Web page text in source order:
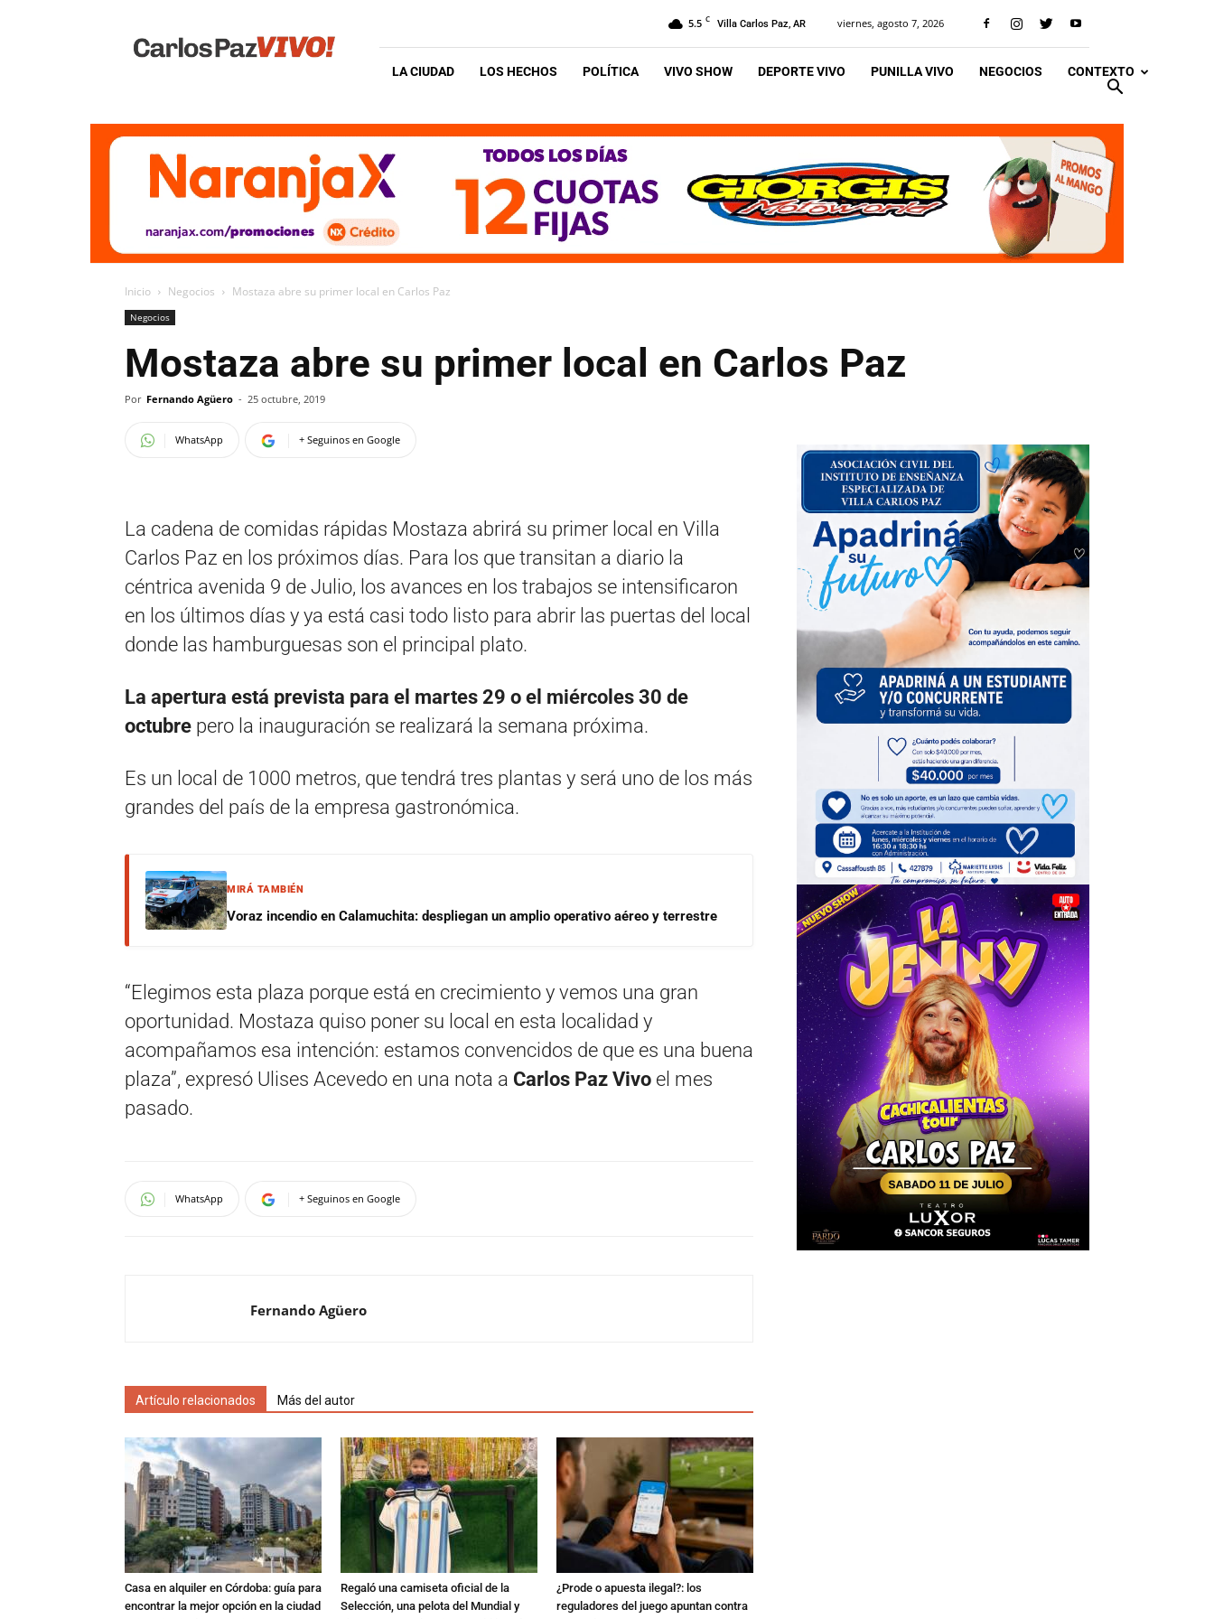
Vivo
5.5 C Villa Carlos Paz, AR viernes, agosto 7, 2026
LA CIUDAD LOS HECHOS POLÍTICA VIVO SHOW DEPORTE VIVO PUNILLA VIVO NEGOCIOS CONTEXTO
Inicio Negocios Mostaza abre su primer local en Carlos Paz
Negocios
Mostaza abre su primer local en Carlos Paz
Por Fernando Agüero - 25 octubre, 2019
WhatsApp + Seguinos en Google
La cadena de comidas rápidas Mostaza abrirá su primer local en Villa
Carlos Paz en los próximos días. Para los que transitan a diario la
céntrica avenida 9 de Julio, los avances en los trabajos se intensificaron
en los últimos días y ya está casi todo listo para abrir las puertas del local
donde las hamburguesas son el principal plato.
La apertura está prevista para el martes 29 o el miércoles 30 de
octubre pero la inauguración se realizará la semana próxima.
Es un local de 1000 metros, que tendrá tres plantas y será uno de los más
grandes del país de la empresa gastronómica.
MIRÁ TAMBIÉN
Voraz incendio en Calamuchita: despliegan un amplio operativo aéreo y terrestre
“Elegimos esta plaza porque está en crecimiento y vemos una gran
oportunidad. Mostaza quiso poner su local en esta localidad y
acompañamos esa intención: estamos convencidos de que es una buena
plaza”, expresó Ulises Acevedo en una nota a Carlos Paz Vivo el mes
pasado.
WhatsApp + Seguinos en Google
Fernando Agüero
Artículo relacionados Más del autor
Casa en alquiler en Córdoba: guía para
encontrar la mejor opción en la ciudad
Regaló una camiseta oficial de la
Selección, una pelota del Mundial y
¿Prode o apuesta ilegal?: los
reguladores del juego apuntan contra